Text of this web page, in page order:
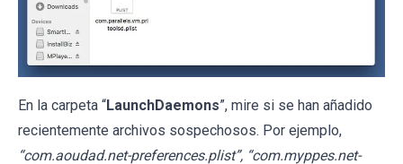
En la carpeta “LaunchDaemons”, mire si se han añadido
recientemente archivos sospechosos. Por ejemplo,
“com.aoudad.net-preferences.plist”, “com.myppes.net-